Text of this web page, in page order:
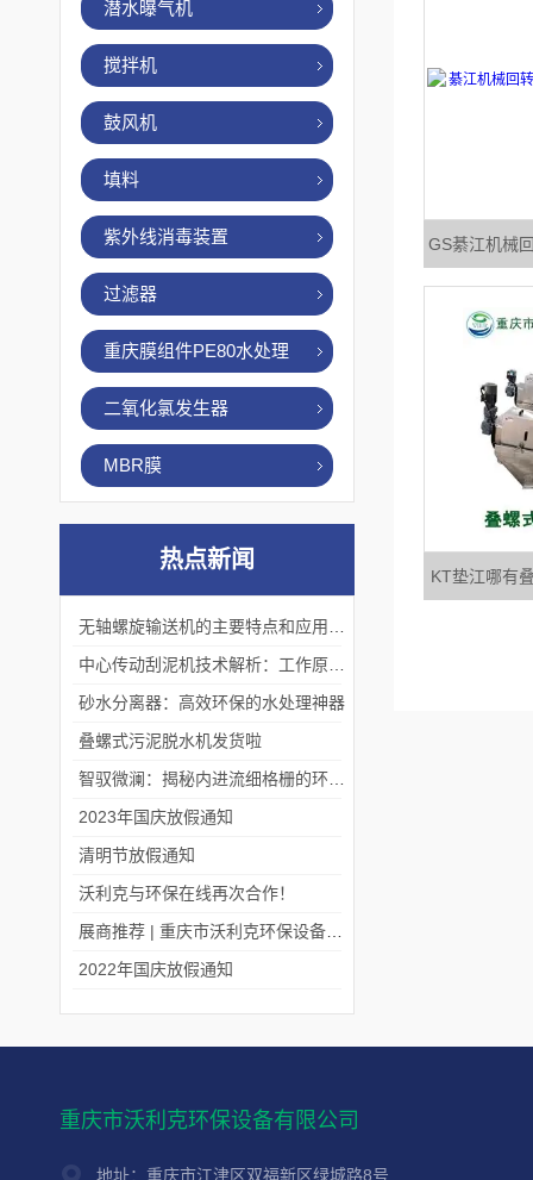
潜水曝气机
搅拌机
鼓风机
填料
紫外线消毒装置
过滤器
重庆膜组件PE80水处理
二氧化氯发生器
MBR膜
热点新闻
砂水分离器：高效环保的水处理神器
叠螺式污泥脱水机发货啦
2023年国庆放假通知
清明节放假通知
沃利克与环保在线再次合作！
2022年国庆放假通知
GS綦江机械
KT垫江哪有
重庆市沃利克环保设备有限公司
地址：重庆市江津区双福新区绿城路8号